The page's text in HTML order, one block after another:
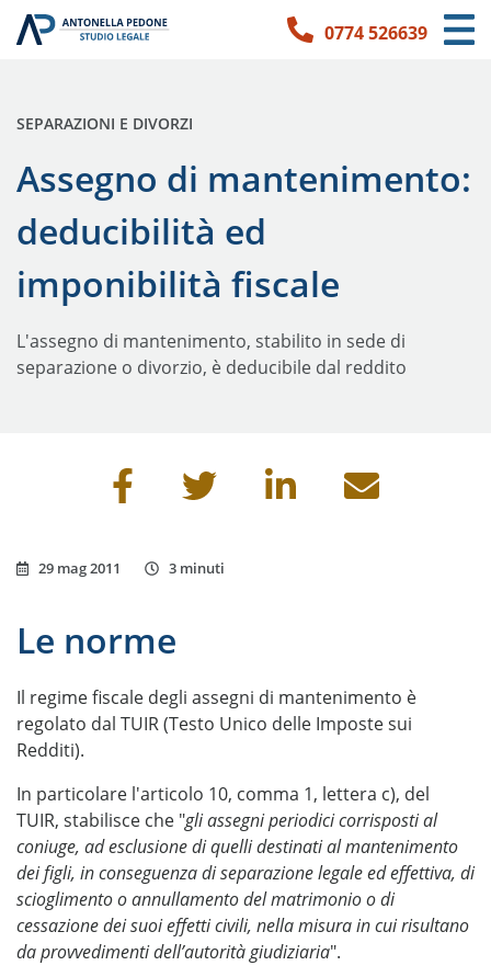
Link per l'accessibilità
Vai ai contenuti principali
Vai ai contatti0774 526639
Assegno di mantenimento:
deducibilità ed
imponibilità fiscale
PUBBLICATO IN:
SEPARAZIONI E DIVORZI
L'assegno di mantenimento, stabilito in sede di
separazione o divorzio, è deducibile dal reddito
Condividi questa pagina
29 mag 2011 3 minuti
Le norme
Il regime fiscale degli assegni di mantenimento è
regolato dal TUIR (Testo Unico delle Imposte sui
Redditi).
In particolare l'articolo 10, comma 1, lettera c), del
TUIR, stabilisce che "gli assegni periodici corrisposti al
coniuge, ad esclusione di quelli destinati al mantenimento
dei figli, in conseguenza di separazione legale ed effettiva, di
scioglimento o annullamento del matrimonio o di
cessazione dei suoi effetti civili, nella misura in cui risultano
da provvedimenti dell’autorità giudiziaria".